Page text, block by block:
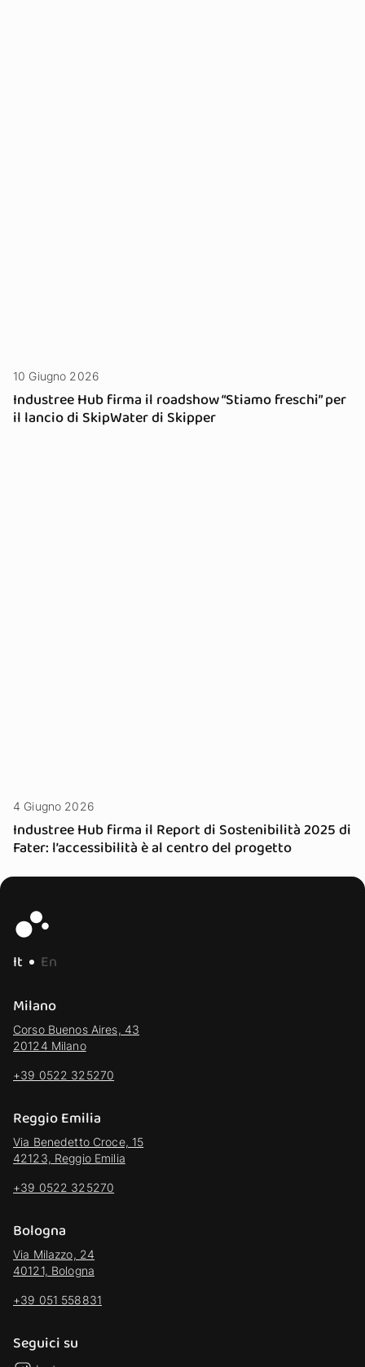
10 Giugno 2026
Industree Hub firma il roadshow “Stiamo freschi” per
il lancio di SkipWater di Skipper
4 Giugno 2026
Industree Hub firma il Report di Sostenibilità 2025 di
Fater: l’accessibilità è al centro del progetto
It
En
Milano
Corso Buenos Aires, 43
20124 Milano
+39 0522 325270
Reggio Emilia
Via Benedetto Croce, 15
42123, Reggio Emilia
+39 0522 325270
Bologna
Via Milazzo, 24
40121, Bologna
+39 051 558831
Seguici su